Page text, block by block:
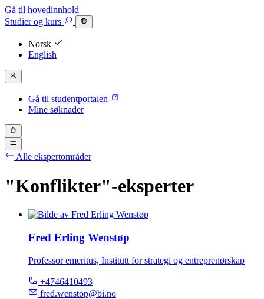
Gå til hovedinnhold
Studierog kurs
Norsk
English
Gå til studentportalen
Mine søknader
Alle ekspertområder
"Konflikter"-eksperter
Fred Erling Wenstøp
Professor emeritus, Institutt for strategi og entreprenørskap
+4746410493
fred.wenstop@bi.no